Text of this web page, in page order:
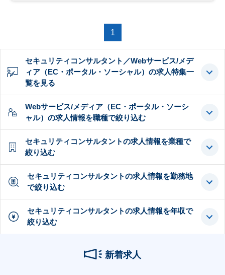
1
セキュリティコンサルタント／Webサービス/メデ
ィア（EC・ポータル・ソーシャル）の求人特集一
覧を見る
Webサービス/メディア（EC・ポータル・ソーシ
ャル）の求人情報を職種で絞り込む
セキュリティコンサルタントの求人情報を業種で
絞り込む
セキュリティコンサルタントの求人情報を勤務地
で絞り込む
セキュリティコンサルタントの求人情報を年収で
絞り込む
新着求人